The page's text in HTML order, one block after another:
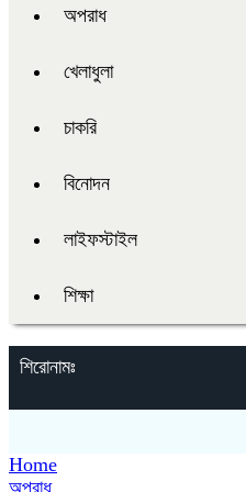
অপরাধ
খেলাধুলা
চাকরি
বিনোদন
লাইফস্টাইল
শিক্ষা
শিরোনামঃ
Home
অপরাধ